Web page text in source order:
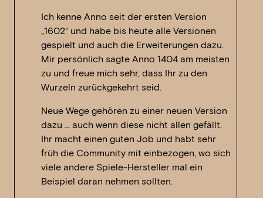
Ich kenne Anno seit der ersten Version
„1602“ und habe bis heute alle Versionen
gespielt und auch die Erweiterungen dazu.
Mir persönlich sagte Anno 1404 am meisten
zu und freue mich sehr, dass Ihr zu den
Wurzeln zurückgekehrt seid.
Neue Wege gehören zu einer neuen Version
dazu … auch wenn diese nicht allen gefällt.
Ihr macht einen guten Job und habt sehr
früh die Community mit einbezogen, wo sich
viele andere Spiele-Hersteller mal ein
Beispiel daran nehmen sollten.